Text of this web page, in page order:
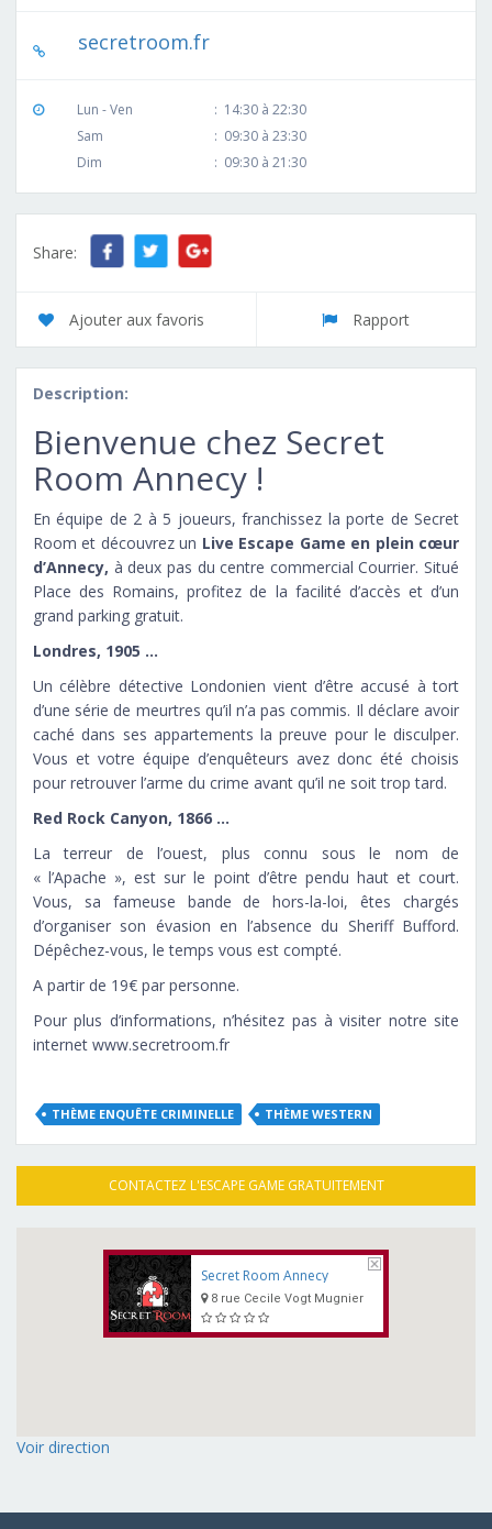
secretroom.fr
Lun - Ven : 14:30 à 22:30
Sam
: 09:30 à 23:30
Dim
: 09:30 à 21:30
Share:
Ajouter aux favoris Rapport
Description:
Bienvenue chez Secret
Room Annecy !
En équipe de 2 à 5 joueurs, franchissez la porte de Secret
Room et découvrez un Live Escape Game en plein cœur
d’Annecy, à deux pas du centre commercial Courrier. Situé
Place des Romains, profitez de la facilité d’accès et d’un
grand parking gratuit.
Londres, 1905 …
Un célèbre détective Londonien vient d’être accusé à tort
d’une série de meurtres qu’il n’a pas commis. Il déclare avoir
caché dans ses appartements la preuve pour le disculper.
Vous et votre équipe d’enquêteurs avez donc été choisis
pour retrouver l’arme du crime avant qu’il ne soit trop tard.
Red Rock Canyon, 1866 …
La terreur de l’ouest, plus connu sous le nom de
« l’Apache », est sur le point d’être pendu haut et court.
Vous, sa fameuse bande de hors-la-loi, êtes chargés
d’organiser son évasion en l’absence du Sheriff Bufford.
Dépêchez-vous, le temps vous est compté.
A partir de 19€ par personne.
Pour plus d’informations, n’hésitez pas à visiter notre site
internet www.secretroom.fr
THÈME ENQUÊTE CRIMINELLE THÈME WESTERN
CONTACTEZ L'ESCAPE GAME GRATUITEMENT
Secret Room Annecy
8 rue Cecile Vogt Mugnier
Voir direction